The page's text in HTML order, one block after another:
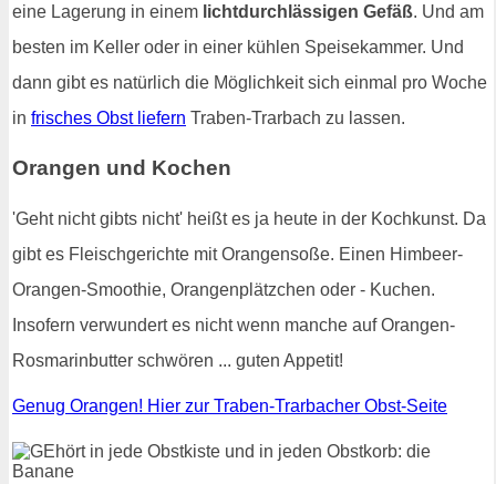
eine Lagerung in einem lichtdurchlässigen Gefäß. Und am
besten im Keller oder in einer kühlen Speisekammer. Und
dann gibt es natürlich die Möglichkeit sich einmal pro Woche
in frisches Obst liefern Traben-Trarbach zu lassen.
Orangen und Kochen
'Geht nicht gibts nicht' heißt es ja heute in der Kochkunst. Da
gibt es Fleischgerichte mit Orangensoße. Einen Himbeer-
Orangen-Smoothie, Orangenplätzchen oder - Kuchen.
Insofern verwundert es nicht wenn manche auf Orangen-
Rosmarinbutter schwören ... guten Appetit!
Genug Orangen! Hier zur Traben-Trarbacher Obst-Seite